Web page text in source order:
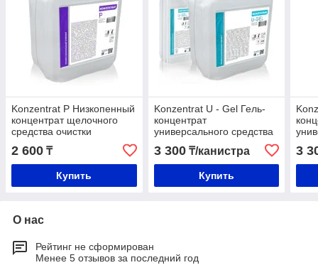
Konzentrat P Низкопенный
концентрат щелочного
средства очистки
2 600 ₸
Купить
Konzentrat U - Gel Гель-
концентрат
универсального средства
очистки
3 300₸/канистра
Купить
3
О нас
Рейтинг не сформирован
Менее 5 отзывов за последний год